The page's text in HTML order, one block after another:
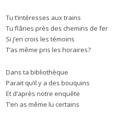
Tu t’intéresses aux trains
Tu flânes près des chemins de fer
Si j’en crois les témoins
T’as même pris les horaires?
Dans ta bibliothèque
Parait qu’il y a des bouquins
Et d’après notre enquête
T’en as même lu certains